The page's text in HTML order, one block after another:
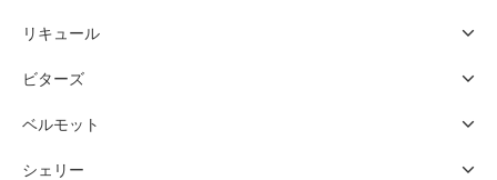
リキュール
ビターズ
ベルモット
シェリー